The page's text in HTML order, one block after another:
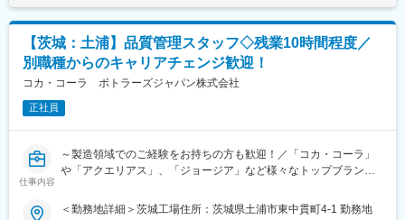
・現在は、JTグループの食品事業を担う企業として、独自技術を
活用した『高核酸酵母エキス』など、和洋中を問わず幅広く使用
できる高付加価値商品の開発・生産に取り組んでいます。
・アメリカ、中国、タイ、インドネシアに製造・販売会社を有
し、現地で独自のネットワークを形成しながら、富士食品工業グ
ループ全体の生産力と販売力を高めています。
■就業環境：残業時間は10時間程度／月となっております。3交代
制（夜勤有）、交代勤務の手当て・深夜割増手当を支給しており
ます。社内カレンダーは毎年1年分きまっており、先の予定も立て
10日ということはなく、毎月交代となります。シフトが変わる前
には休みを設けているため、体調管理もしっかり整えることがで
■同社について：同社は東は宮城県から西は鹿児島県まで1都2府
ラーです。日本のコカ･コーラシステムの約9割の販売量を担う、
【茨城：土浦】品質管理スタッフ◇残業10時間程度／
別職種からのキャリアチェンジ歓迎！
コカ・コーラ ボトラーズジャパン株式会社
正社員
仕事内容
～製造領域でのご経験をお持ちの方も歓迎！／「コカ・コーラ」
や「アクエリアス」、「ジョージア」など様々なトップブランド
だける方を募集致します～
＜勤務地詳細＞茨城工場住所：茨城県土浦市東中貫町4-1 勤務地